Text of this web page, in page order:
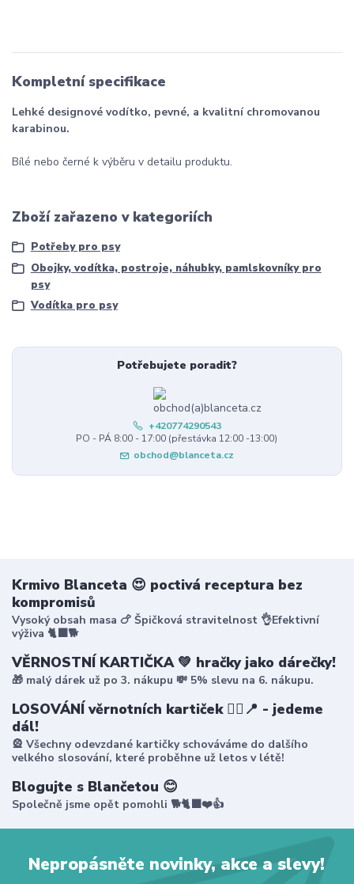
Kompletní specifikace
Lehké designové vodítko, pevné, a kvalitní chromovanou
karabinou.
Bílé nebo černé k výběru v detailu produktu.
Zboží zařazeno v kategoriích
Potřeby pro psy
Obojky, vodítka, postroje, náhubky, pamlskovníky pro
psy
Vodítka pro psy
Potřebujete poradit?
+420774290543
PO - PÁ 8:00 - 17:00 (přestávka 12:00 -13:00)
obchod@blanceta.cz
Krmivo Blanceta 😍 poctivá receptura bez
kompromisů
Vysoký obsah masa 🍗 Špičková stravitelnost 👌Efektivní
výživa 🐈‍⬛🐕
VĚRNOSTNÍ KARTIČKA 💚 hračky jako dárečky!
🎁 malý dárek už po 3. nákupu 💸 5% slevu na 6. nákupu.
LOSOVÁNÍ věrnotních kartiček 🤸‍♀️📍 - jedeme
dál!
🎡 Všechny odevzdané kartičky schováváme do dalšího
velkého slosování, které proběhne už letos v létě!
Blogujte s Blančetou 😊
Společně jsme opět pomohli 🐕🐈‍⬛❤️👍
Nepropásněte novinky, akce a slevy!